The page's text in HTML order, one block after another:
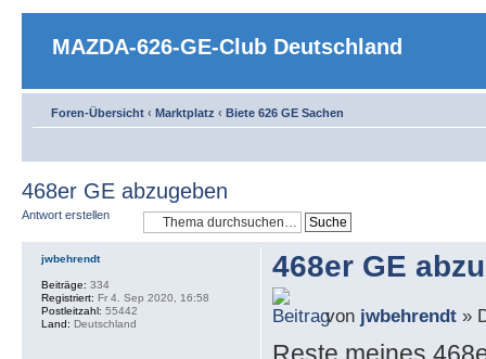
MAZDA-626-GE-Club Deutschland
Foren-Übersicht ‹ Marktplatz ‹ Biete 626 GE Sachen
468er GE abzugeben
Antwort erstellen
468er GE
von jwbehrendt»
jwbehrendt
Beiträge: 334
Registriert: Fr 4. Sep 2020, 16:58
Postleitzahl: 55442
Land: Deutschland